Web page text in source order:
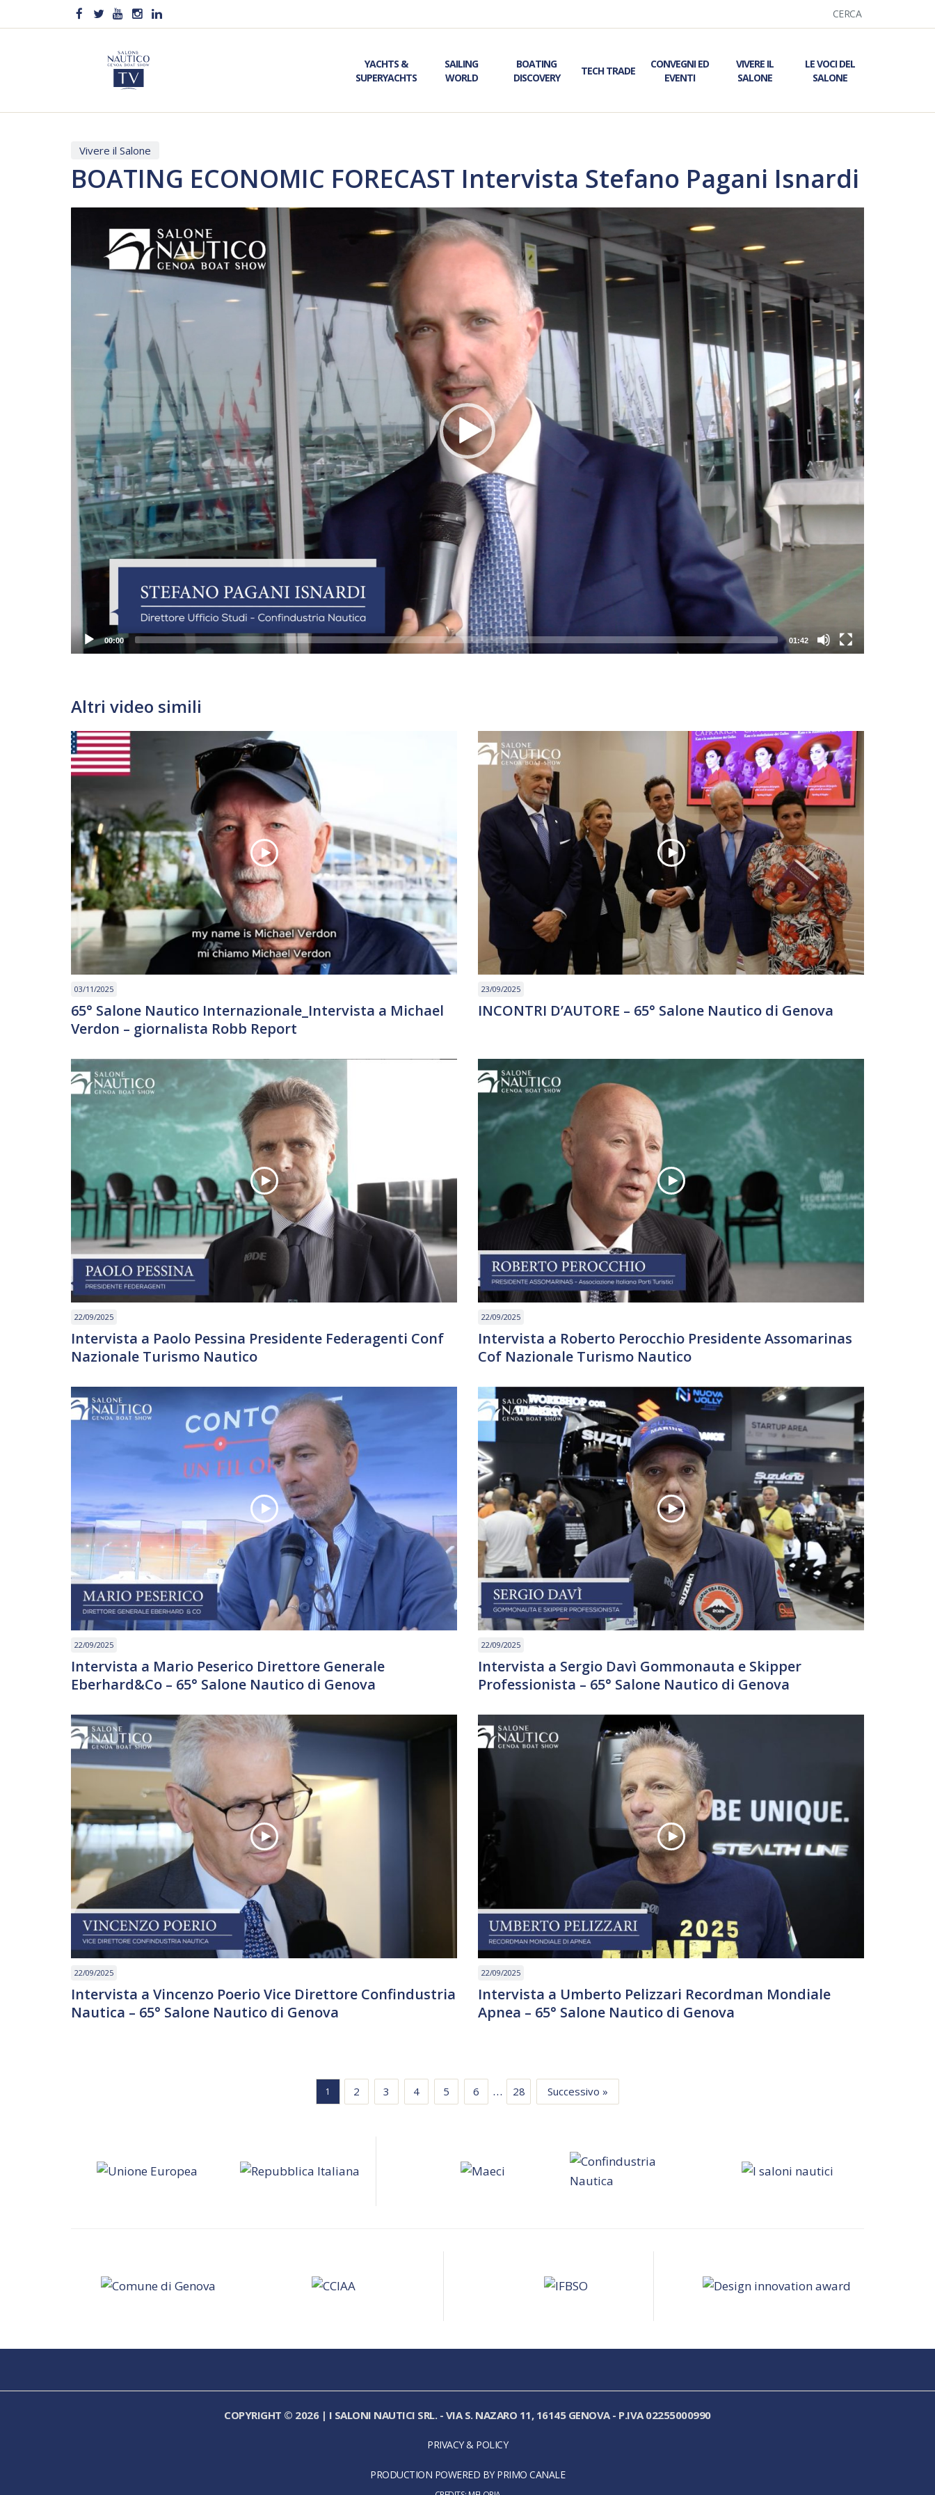
CERCA
YACHTS &
SUPERYACHTS
SAILING
WORLD
BOATING
DISCOVERY
TECH TRADE
CONVEGNI ED
EVENTI
VIVERE IL
SALONE
LE VOCI DEL
SALONE
Vivere il Salone
BOATING ECONOMIC FORECAST Intervista Stefano Pagani Isnardi
00:00 01:42
Altri video simili
03/11/2025
65° Salone Nautico Internazionale_Intervista a Michael
Verdon – giornalista Robb Report
23/09/2025
INCONTRI D’AUTORE – 65° Salone Nautico di Genova
22/09/2025
Intervista a Paolo Pessina Presidente Federagenti Conf
Nazionale Turismo Nautico
22/09/2025
Intervista a Roberto Perocchio Presidente Assomarinas
Cof Nazionale Turismo Nautico
22/09/2025
Intervista a Mario Peserico Direttore Generale
Eberhard&Co – 65° Salone Nautico di Genova
22/09/2025
Intervista a Sergio Davì Gommonauta e Skipper
Professionista – 65° Salone Nautico di Genova
22/09/2025
Intervista a Vincenzo Poerio Vice Direttore Confindustria
Nautica – 65° Salone Nautico di Genova
22/09/2025
Intervista a Umberto Pelizzari Recordman Mondiale
Apnea – 65° Salone Nautico di Genova
1 2 3 4 5 6 … 28 Successivo »
COPYRIGHT © 2026 | I SALONI NAUTICI SRL. - VIA S. NAZARO 11, 16145 GENOVA- P.IVA 02255000990
PRIVACY & POLICY
PRODUCTION POWERED BY PRIMO CANALE